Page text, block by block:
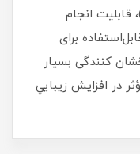
قابليت انجام
برای
كنندگی بسيار
در افزایش زيبايي